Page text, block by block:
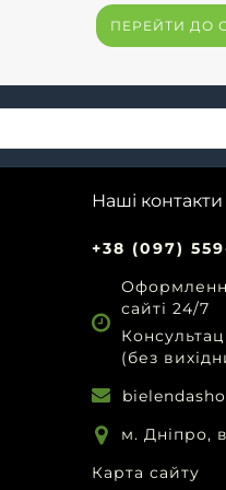
ПЕРЕЙТИ ДО
Наші контакти
+38 (097)
сайті 24/7
(без
м. Дніпро,
Карта сайту